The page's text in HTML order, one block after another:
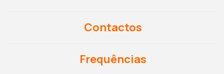
Contactos
Frequências